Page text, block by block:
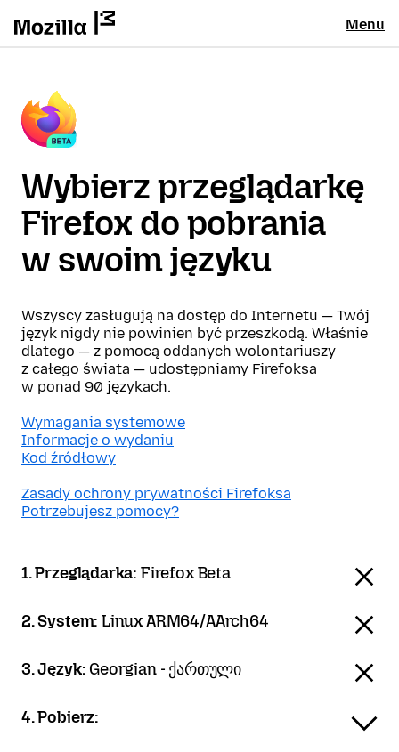
Menu
Wybierz przeglądarkę
Firefox do pobrania
w swoim języku
Wszyscy zasługują na dostęp do Internetu — Twój
język nigdy nie powinien być przeszkodą. Właśnie
dlatego — z pomocą oddanych wolontariuszy
z całego świata — udostępniamy Firefoksa
w ponad 90 językach.
Wymagania systemowe
Informacje o wydaniu
Kod źródłowy
Zasady ochrony prywatności Firefoksa
Potrzebujesz pomocy?
1. Przeglądarka: Firefox Beta
2. System:Linux ARM64/AArch64
3. Język: Georgian - ქართული
4. Pobierz: